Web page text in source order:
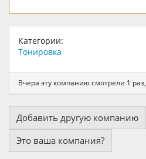
Категории:
Тонировка
Вчера эту компанию смотрели 1 раз,
Добавить другую компанию
Это ваша компания?